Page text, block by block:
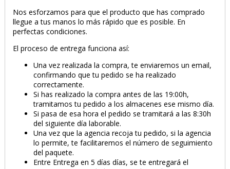
Nos esforzamos para que el producto que has comprado
llegue a tus manos lo más rápido que es posible. En
perfectas condiciones.
El proceso de entrega funciona así:
Una vez realizada la compra, te enviaremos un email,
confirmando que tu pedido se ha realizado
correctamente.
Si has realizado la compra antes de las 19:00h,
tramitamos tu pedido a los almacenes ese mismo día.
Si pasa de esa hora el pedido se tramitará a las 8:30h
del siguiente día laborable.
Una vez que la agencia recoja tu pedido, si la agencia
lo permite, te facilitaremos el número de seguimiento
del paquete.
Entre Entrega en 5 días días, se te entregará el